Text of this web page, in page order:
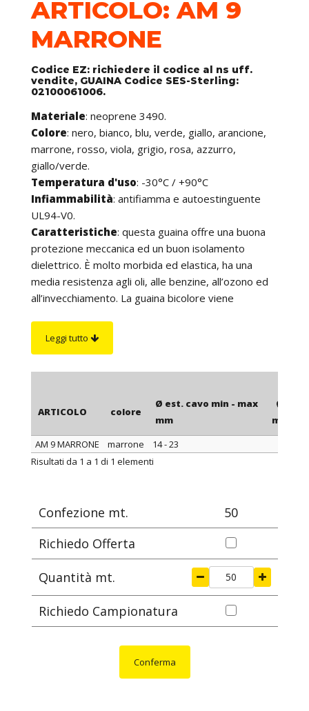
ARTICOLO: AM 9
MARRONE
Codice EZ: richiedere il codice al ns uff.
vendite, GUAINA Codice SES-Sterling:
02100061006.
Materiale: neoprene 3490.
Colore: nero, bianco, blu, verde, giallo, arancione,
marrone, rosso, viola, grigio, rosa, azzurro,
giallo/verde.
Temperatura d'uso: -30°C / +90°C
Infiammabilità: antifiamma e autoestinguente
UL94-V0.
Caratteristiche: questa guaina offre una buona
protezione meccanica ed un buon isolamento
dielettrico. È molto morbida ed elastica, ha una
media resistenza agli oli, alle benzine, all’ozono ed
all’invecchiamento. La guaina bicolore viene
Fino alla misura con diametro interno da 7,5 mm è
trattata internamente con un lubrificante che facilita
mm in poi è fornibile con lubrificante interno. Inoltre,
per alcune misure è disponibile in una nuova
Leggi tutto
ARTICOLO colore
Ø est. cavo min - max
mm
ØA
mm
ARTICOLO colore
AM 9 MARRONE marrone 14 - 23
Risultati da 1 a 1 di 1 elementi
Confezione mt.
50
Richiedo Offerta
Quantità mt.
Richiedo Campionatura
Conferma